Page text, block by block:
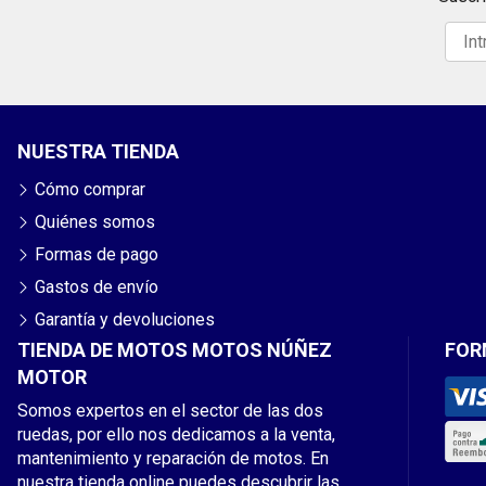
TIENDA DE MOTOS MOTOS NÚÑEZ
MOTOR
Somos expertos en el sector de las dos
ruedas, por ello nos dedicamos a la venta,
mantenimiento y reparación de motos. En
NUESTRA TIENDA
Cómo comprar
Quiénes somos
Formas de pago
Gastos de envío
Garantía y devoluciones